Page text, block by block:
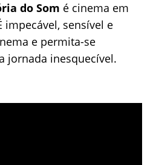
do Som é cinema em
sensível e
e permita-se
jornada inesquecível.